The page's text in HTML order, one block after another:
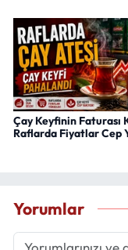
Çay Keyfinin Faturası
Raflarda Fiyatlar Cep
Yorumlar